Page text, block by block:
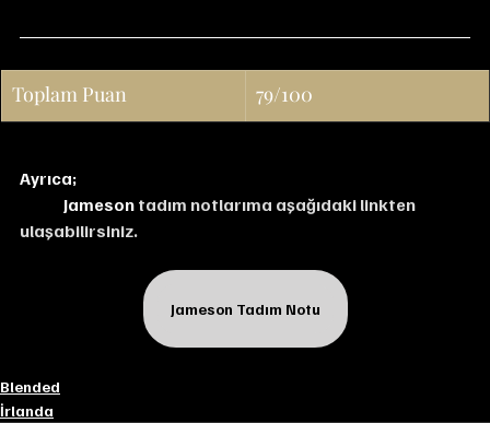
Toplam Puan 79/100
Ayrıca;
Jameson tadım notlarıma aşağıdaki linkten
ulaşabilirsiniz.
Jameson Tadım Notu
Blended
İrlanda